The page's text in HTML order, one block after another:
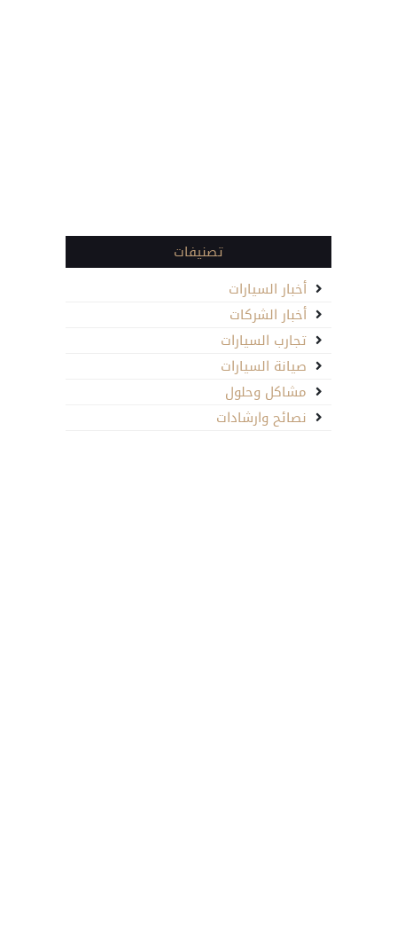
تصنيفات
أخبار السيارات
أخبار الشركات
تجارب السيارات
صيانة السيارات
مشاكل وحلول
نصائح وارشادات